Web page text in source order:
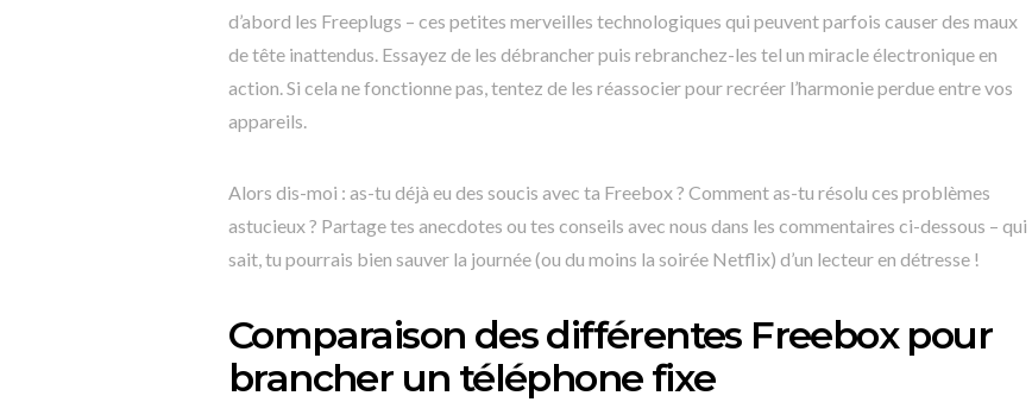
d’abord les Freeplugs – ces petites merveilles technologiques qui peuvent parfois causer des maux
de tête inattendus. Essayez de les débrancher puis rebranchez-les tel un miracle électronique en
action. Si cela ne fonctionne pas, tentez de les réassocier pour recréer l’harmonie perdue entre vos
appareils.
Alors dis-moi : as-tu déjà eu des soucis avec ta Freebox ? Comment as-tu résolu ces problèmes
astucieux ? Partage tes anecdotes ou tes conseils avec nous dans les commentaires ci-dessous – qui
sait, tu pourrais bien sauver la journée (ou du moins la soirée Netflix) d’un lecteur en détresse !
Comparaison des différentes Freebox pour
brancher un téléphone fixe